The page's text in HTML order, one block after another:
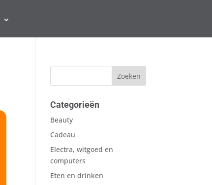
Categorieën
Beauty
Cadeau
Electra, witgoed en
computers
Eten en drinken